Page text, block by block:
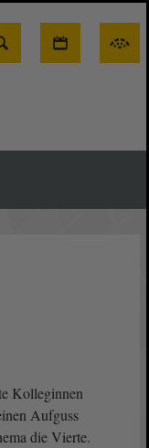
Kolleginnen
Aufguss
die Vierte.